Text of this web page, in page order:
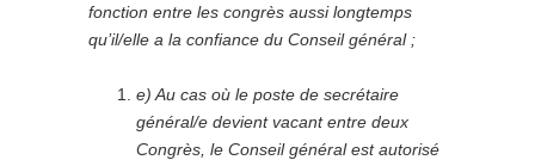
fonction entre les congrès aussi longtemps
qu’il/elle a la confiance du Conseil général ;
e) Au cas où le poste de secrétaire
général/e devient vacant entre deux
Congrès, le Conseil général est autorisé